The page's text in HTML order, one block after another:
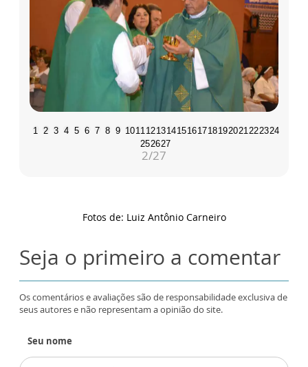
1 2 3 4 5 6 7 8 9 101112131415161718192021222324
252627
2/27
Fotos de: Luiz Antônio Carneiro
Seja o primeiro a comentar
Os comentários e avaliações são de responsabilidade exclusiva de
seus autores e não representam a opinião do site.
Seu nome